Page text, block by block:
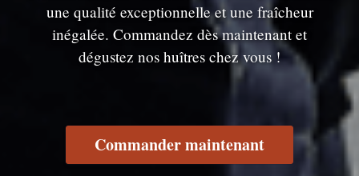
une qualité exceptionnelle et une fraîcheur
inégalée. Commandez dès maintenant et
dégustez nos huîtres chez vous !
Commander maintenant